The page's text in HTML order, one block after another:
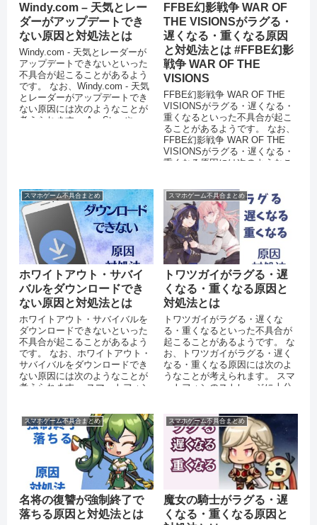
Windy.com – 天気とレー
ダーがアップデートでき
ない原因と対処法とは
Windy.com - 天気とレーダーが
アップデートできないといった
不具合が起こることがあるよう
です。 なお、Windy.com - 天気
とレーダーがアップデートでき
ない原因には次のようなことが
考えられます。 AppStoreや
FFBE幻影戦争 WAR OF
THE VISIONSがラグる・
遅くなる・重くなる原因
と対処法とは #FFBE幻影
戦争 WAR OF THE
VISIONS
FFBE幻影戦争 WAR OF THE
VISIONSがラグる・遅くなる・
重くなるといった不具合が起こ
ることがあるようです。 なお、
FFBE幻影戦争 WAR OF THE
VISIONSがラグる・遅くなる・
重くなる原因には次のようなこ
スマホゲーム不具合まとめ
ホワイトアウト・サバイ
バルをダウンロードでき
ない原因と対処法とは
ホワイトアウト・サバイバルを
ダウンロードできないといった
不具合が起こることがあるよう
です。 なお、ホワイトアウト・
サバイバルをダウンロードでき
ない原因には次のようなことが
考えられます。 スマートフォン
スマホゲーム不具合まとめ
トワツガイがラグる・遅
くなる・重くなる原因と
対処法とは
トワツガイがラグる・遅くな
る・重くなるといった不具合が
起こることがあるようです。 な
お、トワツガイがラグる・遅く
なる・重くなる原因には次のよ
うなことが考えられます。 スマ
ートフォンのストレージに十分
スマホゲーム不具合まとめ
名将の復讐が強制終了で
落ちる原因と対処法とは
スマホゲーム不具合まとめ
魔女の騎士がラグる・遅
くなる・重くなる原因と